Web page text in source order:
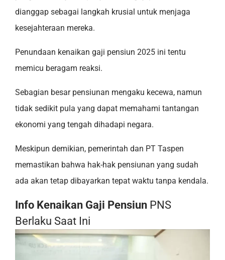
dianggap sebagai langkah krusial untuk menjaga
kesejahteraan mereka.
Penundaan kenaikan gaji pensiun 2025 ini tentu
memicu beragam reaksi.
Sebagian besar pensiunan mengaku kecewa, namun
tidak sedikit pula yang dapat memahami tantangan
ekonomi yang tengah dihadapi negara.
Meskipun demikian, pemerintah dan PT Taspen
memastikan bahwa hak-hak pensiunan yang sudah
ada akan tetap dibayarkan tepat waktu tanpa kendala.
Info Kenaikan Gaji Pensiun PNS
Berlaku Saat Ini